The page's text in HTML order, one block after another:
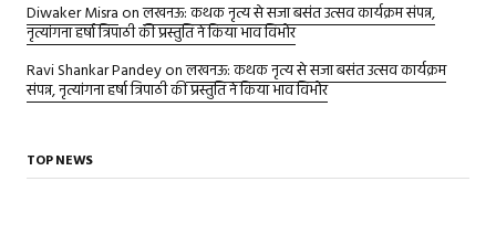
Diwaker Misraonलखनऊ: कथक नृत्य से सजा बसंत उत्सव कार्यक्रम संपन्न,
नृत्यांगना हर्षा त्रिपाठी की प्रस्तुति ने किया भाव विभोर
Ravi Shankar Pandeyonलखनऊ: कथक नृत्य से सजा बसंत उत्सव कार्यक्रम
संपन्न, नृत्यांगना हर्षा त्रिपाठी की प्रस्तुति ने किया भाव विभोर
TOP NEWS